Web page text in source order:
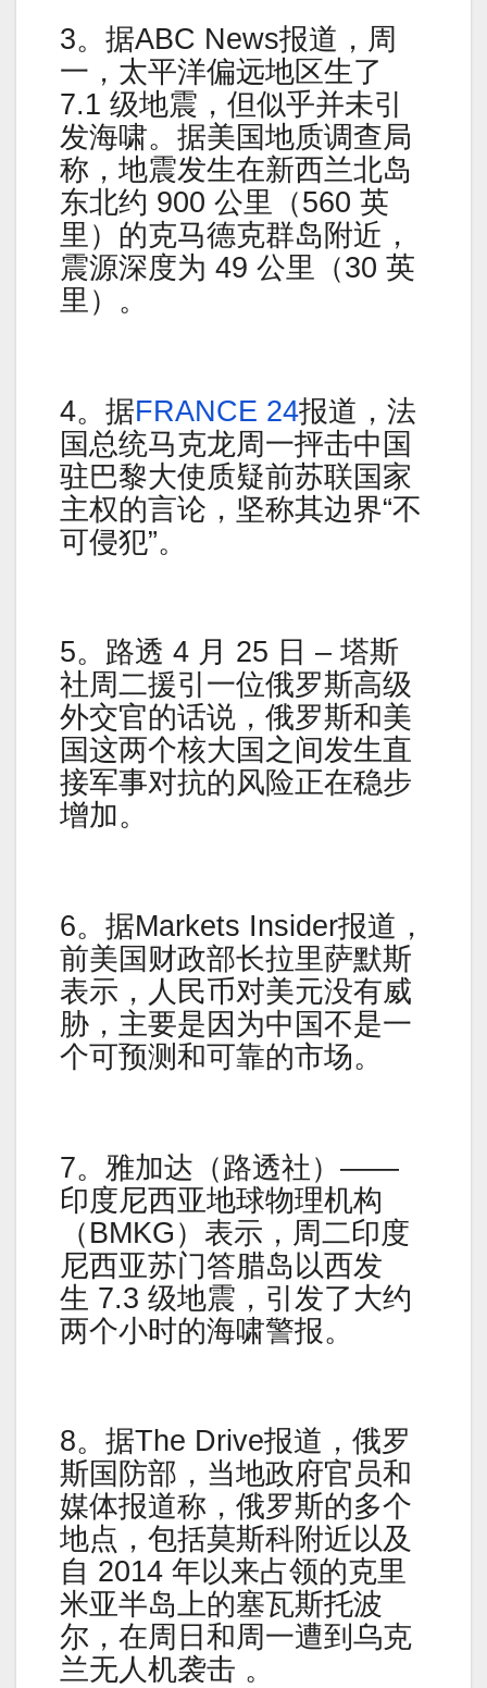
3。据ABC News报道，周
一，太平洋偏远地区生了
7.1 级地震，但似乎并未引
发海啸。据美国地质调查局
称，地震发生在新西兰北岛
东北约 900 公里（560 英
里）的克马德克群岛附近，
震源深度为 49 公里（30 英
里）。
4。据FRANCE 24报道，法
国总统马克龙周一抨击中国
驻巴黎大使质疑前苏联国家
主权的言论，坚称其边界“不
可侵犯”。
5。路透 4 月 25 日 – 塔斯
社周二援引一位俄罗斯高级
外交官的话说，俄罗斯和美
国这两个核大国之间发生直
接军事对抗的风险正在稳步
增加。
6。据Markets Insider报道，
前美国财政部长拉里萨默斯
表示，人民币对美元没有威
胁，主要是因为中国不是一
个可预测和可靠的市场。
7。雅加达（路透社）——
印度尼西亚地球物理机构
（BMKG）表示，周二印度
尼西亚苏门答腊岛以西发
生 7.3 级地震，引发了大约
两个小时的海啸警报。
8。据The Drive报道，俄罗
斯国防部，当地政府官员和
媒体报道称，俄罗斯的多个
地点，包括莫斯科附近以及
自 2014 年以来占领的克里
米亚半岛上的塞瓦斯托波
尔，在周日和周一遭到乌克
兰无人机袭击 。